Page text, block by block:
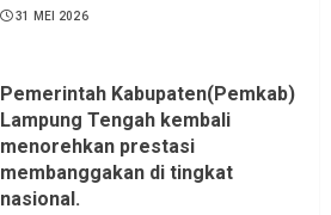
31 MEI 2026
Pemerintah Kabupaten(Pemkab)
Lampung Tengah kembali
menorehkan prestasi
membanggakan di tingkat
nasional.